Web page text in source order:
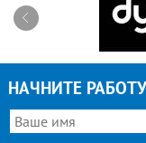
НАЧНИТЕ